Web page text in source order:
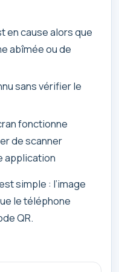
en cause alors que
abîmée ou de
sans vérifier le
fonctionne
de scanner
application
simple : l’image
le téléphone
QR.